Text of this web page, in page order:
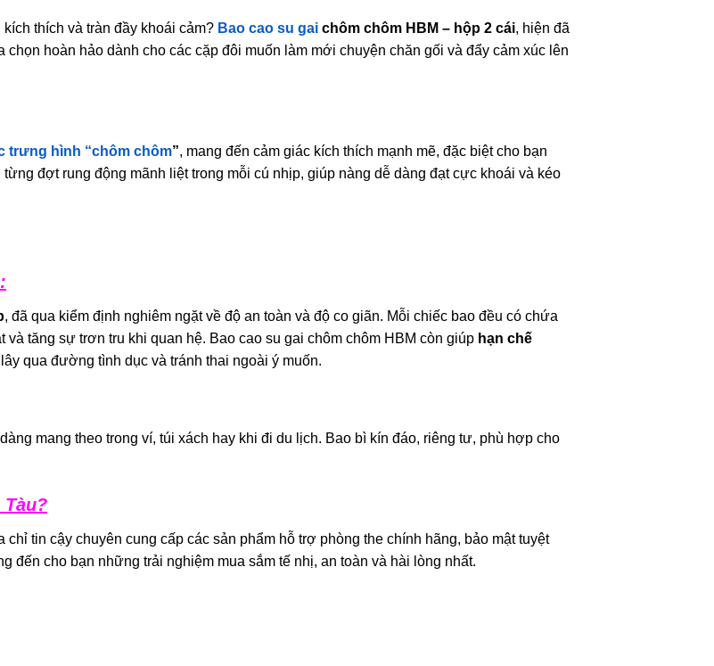
thích và tràn đầy khoái cảm? Bao cao su gai chôm chôm HBM – hộp 2 cái, hiện đã
chọn hoàn hảo dành cho các cặp đôi muốn làm mới chuyện chăn gối và đẩy cảm xúc lên
trưng hình “chôm chôm”, mang đến cảm giác kích thích mạnh mẽ, đặc biệt cho bạn
đợt rung động mãnh liệt trong mỗi cú nhịp, giúp nàng dễ dàng đạt cực khoái và kéo
, đã qua kiểm định nghiêm ngặt về độ an toàn và độ co giãn. Mỗi chiếc bao đều có chứa
tăng sự trơn tru khi quan hệ. Bao cao su gai chôm chôm HBM còn giúp hạn chế
qua đường tình dục và tránh thai ngoài ý muốn.
mang theo trong ví, túi xách hay khi đi du lịch. Bao bì kín đáo, riêng tư, phù hợp cho
Tàu?
chỉ tin cậy chuyên cung cấp các sản phẩm hỗ trợ phòng the chính hãng, bảo mật tuyệt
đến cho bạn những trải nghiệm mua sắm tế nhị, an toàn và hài lòng nhất.